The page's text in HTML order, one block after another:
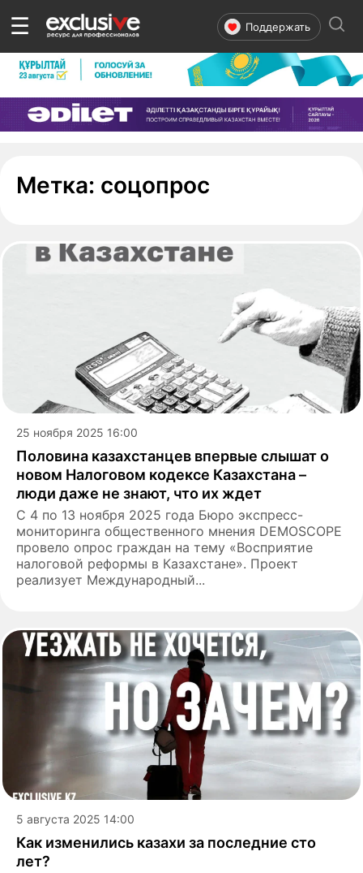
☰ Поддержать
Метка: соцопрос
25 ноября 2025 16:00
Половина казахстанцев впервые слышат о
новом Налоговом кодексе Казахстана –
люди даже не знают, что их ждет
С 4 по 13 ноября 2025 года Бюро экспресс-
мониторинга общественного мнения DEMOSCOPE
провело опрос граждан на тему «Восприятие
налоговой реформы в Казахстане». Проект
реализует Международный...
5 августа 2025 14:00
Как изменились казахи за последние сто
лет?